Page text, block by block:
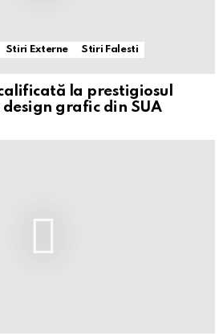
Stiri Externe
Stiri Falesti
la prestigiosul
grafic din SUA